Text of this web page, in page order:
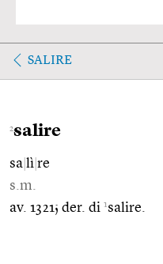
SALIRE
2salire
sa lì re
s.m.
av. 1321; der. di 1salire.